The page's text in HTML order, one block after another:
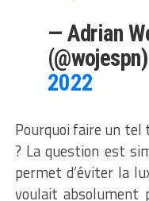
— Adrian
(@wojespn)
2022
Pourquoi faire un tel
? La question est
permet d’éviter la
voulait absolument